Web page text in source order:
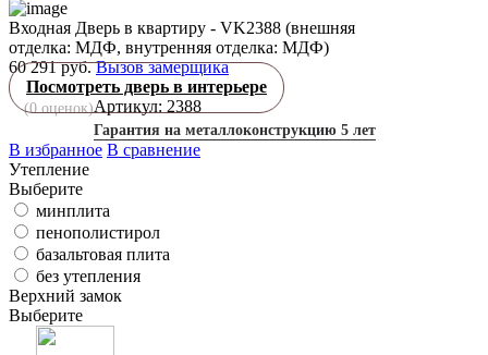
Входная Дверь в квартиру - VK2388 (внешняя
отделка: МДФ, внутренняя отделка: МДФ)
60 291 руб. Вызов замерщика
Посмотреть дверь в интерьере
(0оценок)Артикул: 2388
Гарантия на металлоконструкцию 5 лет
В избранное В сравнение
Утепление
Выберите
минплита
пенополистирол
базальтовая плита
без утепления
Верхний замок
Выберите